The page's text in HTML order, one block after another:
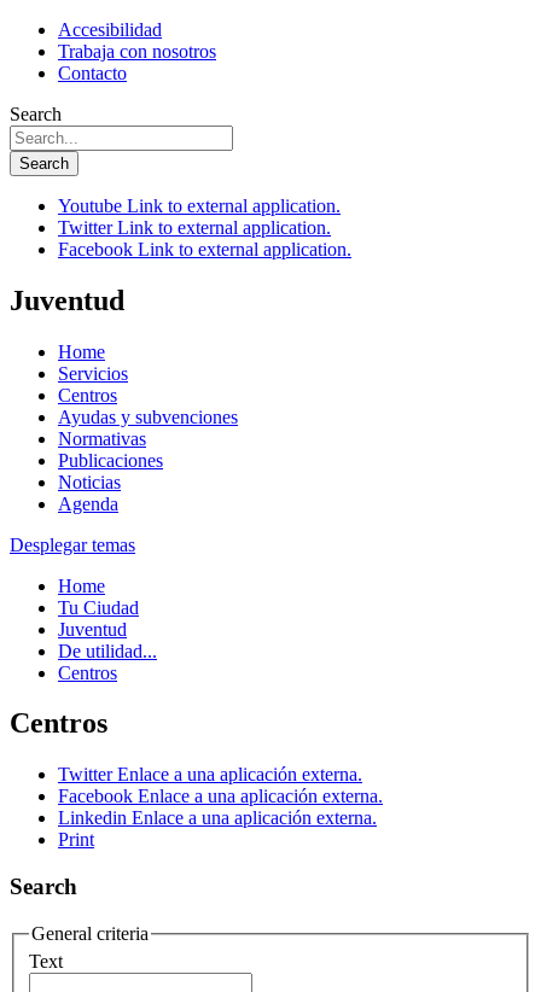
Accesibilidad
Trabaja con nosotros
Contacto
Search
Search
Youtube Link to external application.
TwitterLink to external application.
Facebook Link to external application.
Juventud
Home
Servicios
Centros
Ayudas y subvenciones
Normativas
Publicaciones
Noticias
Agenda
Desplegar temas
Home
Tu Ciudad
Juventud
De utilidad...
Centros
Centros
Twitter Enlace a una aplicación externa.
Facebook Enlace a una aplicación externa.
Linkedin Enlace a una aplicación externa.
Print
Search
General criteria
Text